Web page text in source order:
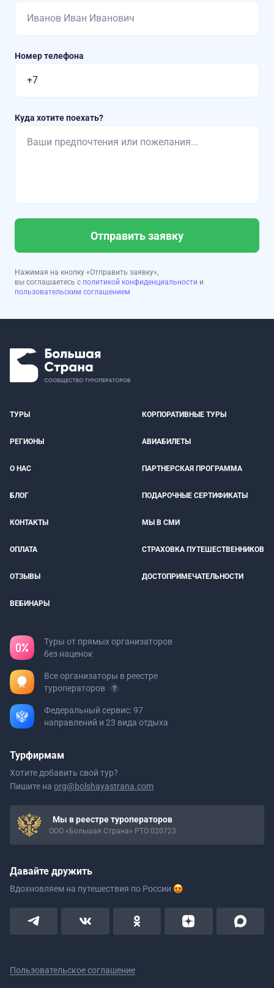
Номер телефона
Куда хотите поехать?
Отправить заявку
Нажимая на кнопку «Отправить заявку»,
вы соглашаетесь с политикой конфиденциальности и
пользовательским соглашением
ТУРЫ КОРПОРАТИВНЫЕ ТУРЫ
РЕГИОНЫ АВИАБИЛЕТЫ
О НАС ПАРТНЕРСКАЯ ПРОГРАММА
БЛОГ ПОДАРОЧНЫЕ СЕРТИФИКАТЫ
КОНТАКТЫ МЫ В СМИ
ОПЛАТА СТРАХОВКА ПУТЕШЕСТВЕННИКОВ
ОТЗЫВЫ ДОСТОПРИМЕЧАТЕЛЬНОСТИ
ВЕБИНАРЫ
Туры от прямых организаторов
без наценок
Все организаторы в реестре
туроператоров
Федеральный сервис: 97
направлений и 23 вида отдыха
Турфирмам
Хотите добавить свой тур?
Пишите на org@bolshayastrana.com
Мы в реестре туроператоров
ООО «Большая Страна» РТО 020723
Давайте дружить
Вдохновляем на путешествия по России
Пользовательское соглашение